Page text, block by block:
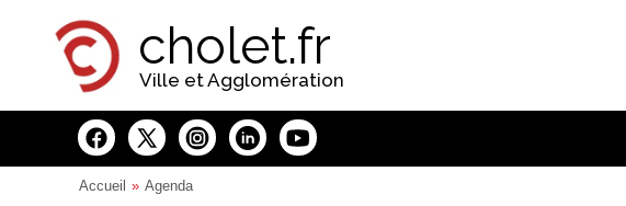
cholet.fr
Ville et Agglomération
Accueil Agenda